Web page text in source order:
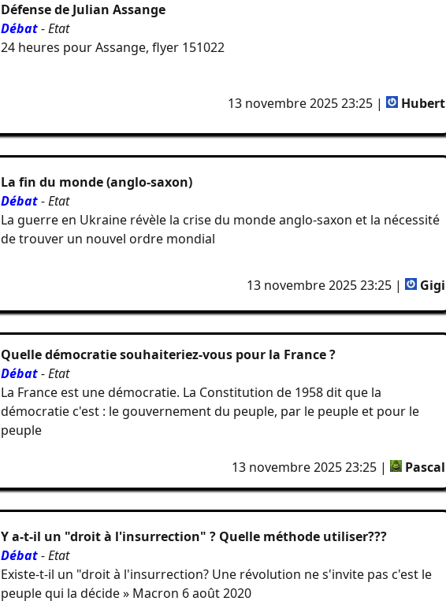
Défense de Julian Assange
Débat- Etat
24 heures pour Assange, flyer 151022
13 novembre 2025 23:25 | Hubert
La fin du monde (anglo-saxon)
Débat- Etat
La guerre en Ukraine révèle la crise du monde anglo-saxon et la nécessité
de trouver un nouvel ordre mondial
13 novembre 2025 23:25 | Gigi
Quelle démocratie souhaiteriez-vous pour la France ?
Débat- Etat
La France est une démocratie. La Constitution de 1958 dit que la
démocratie c'est : le gouvernement du peuple, par le peuple et pour le
peuple
13 novembre 2025 23:25 | Pascal
Y a-t-il un "droit à l'insurrection" ? Quelle méthode utiliser???
Débat- Etat
Existe-t-il un "droit à l'insurrection? Une révolution ne s'invite pas c'est le
peuple qui la décide » Macron 6 août 2020